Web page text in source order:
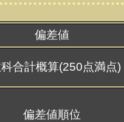
偏差値
合計概算(250点満点)
偏差値順位